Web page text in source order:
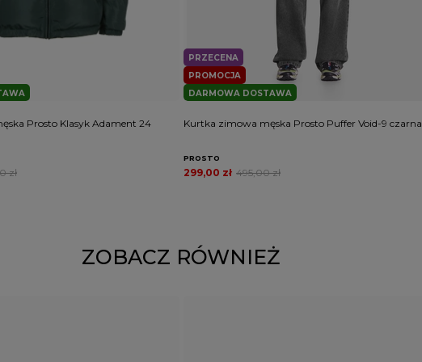
Prosto Klasyk Adament 24
zł
PROMOCJA
PRZECENA
DARMOWA DOSTAWA
Kurtka zimowa męska Prosto Puffer Void-9 czarna
PROSTO
495,00 zł
299,00 zł
ZOBACZ RÓWNIEŻ